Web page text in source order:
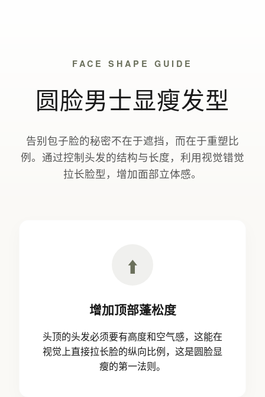
FACE SHAPE GUIDE
圆脸男士显瘦发型
告别包子脸的秘密不在于遮挡，而在于重塑比
例。通过控制头发的结构与长度，利用视觉错觉
拉长脸型，增加面部立体感。
⬆️
增加顶部蓬松度
头顶的头发必须要有高度和空气感，这能在
视觉上直接拉长脸的纵向比例，这是圆脸显
瘦的第一法则。